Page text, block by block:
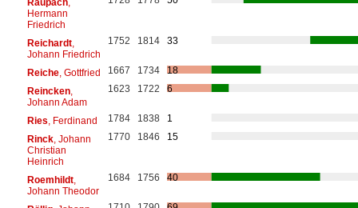
Hermann
Friedrich
Reichardt,
Johann Friedrich
1752 1814 33
Reiche, Gottfried 1667 1734
18
Reincken,
Johann Adam
1623 1722 6
Ries , Ferdinand 1784 1838
1
Rinck, Johann
Christian
Heinrich
1770 1846 15
Roemhildt,
Johann Theodor
1684 1756 40